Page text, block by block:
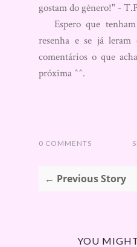
gostam do gênero!" -
Espero que
resenha e se já leram
comentários o que
próxima ^^.
0 COMMENTS
← Previous Story
YOU